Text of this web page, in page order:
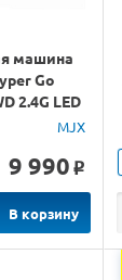
машина
Go
2.4G LED
MJX
9 990 o
В корзину